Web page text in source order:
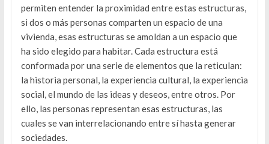
permiten entender la proximidad entre estas estructuras,
si dos o más personas comparten un espacio de una
vivienda, esas estructuras se amoldan a un espacio que
ha sido elegido para habitar. Cada estructura está
conformada por una serie de elementos que la reticulan:
la historia personal, la experiencia cultural, la experiencia
social, el mundo de las ideas y deseos, entre otros. Por
ello, las personas representan esas estructuras, las
cuales se van interrelacionando entre sí hasta generar
sociedades.